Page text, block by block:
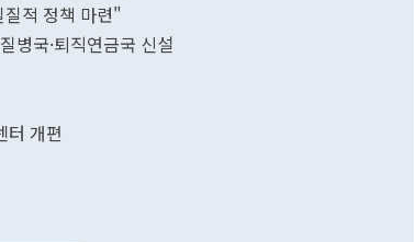
적 정책 마련"
병국·퇴직연금국 신설
터 개편